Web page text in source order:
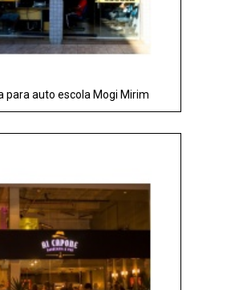
para auto escola Mogi Mirim